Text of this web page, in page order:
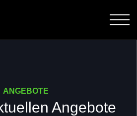
ANGEBOTE
Angebote